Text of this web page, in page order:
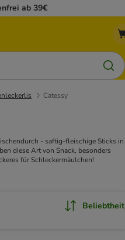
ab 39€
Catessy
- saftig-fleischige Sticks in
diese Art von Snack, besonders
für Schleckermäulchen!
Beliebtheit